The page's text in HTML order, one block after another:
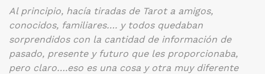
Al principio, hacía tiradas de Tarot a amigos,
conocidos, familiares…. y todos quedaban
sorprendidos con la cantidad de información de
pasado, presente y futuro que les proporcionaba,
pero claro….eso es una cosa y otra muy diferente